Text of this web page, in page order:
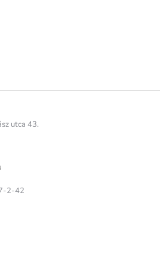
utca 43.
2-42